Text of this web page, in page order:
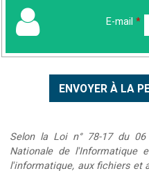
E-mail *
Selon la Loi n° 78-17 du
Nationale de l'Informatique
l'informatique, aux fichiers et